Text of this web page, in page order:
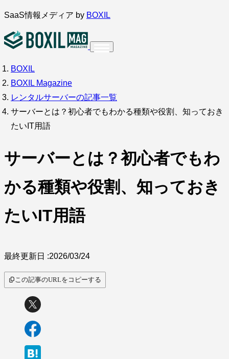
内
を
キ
ッ
プ
SaaS情報メディア by BOXIL
インタビュー
調査・アンケート
BOXIL
BOXIL Magazine
レンタルサーバーの記事一覧
サーバーとは？初心者でもわかる種類や役割、知っておき
たいIT用語
サーバーとは？初心者でもわ
かる種類や役割、知っておき
たいIT用語
最終更新日 :2026/03/24
この記事のURLをコピーする